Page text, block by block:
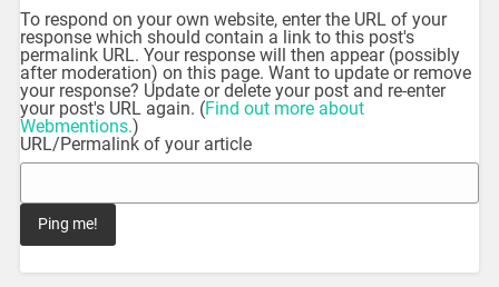
To respond on your own website, enter the URL of your
response which should contain a link to this post's
permalink URL. Your response will then appear (possibly
after moderation) on this page. Want to update or remove
your response? Update or delete your post and re-enter
your post's URL again. (Find out more about
Webmentions.)
URL/Permalink of your article